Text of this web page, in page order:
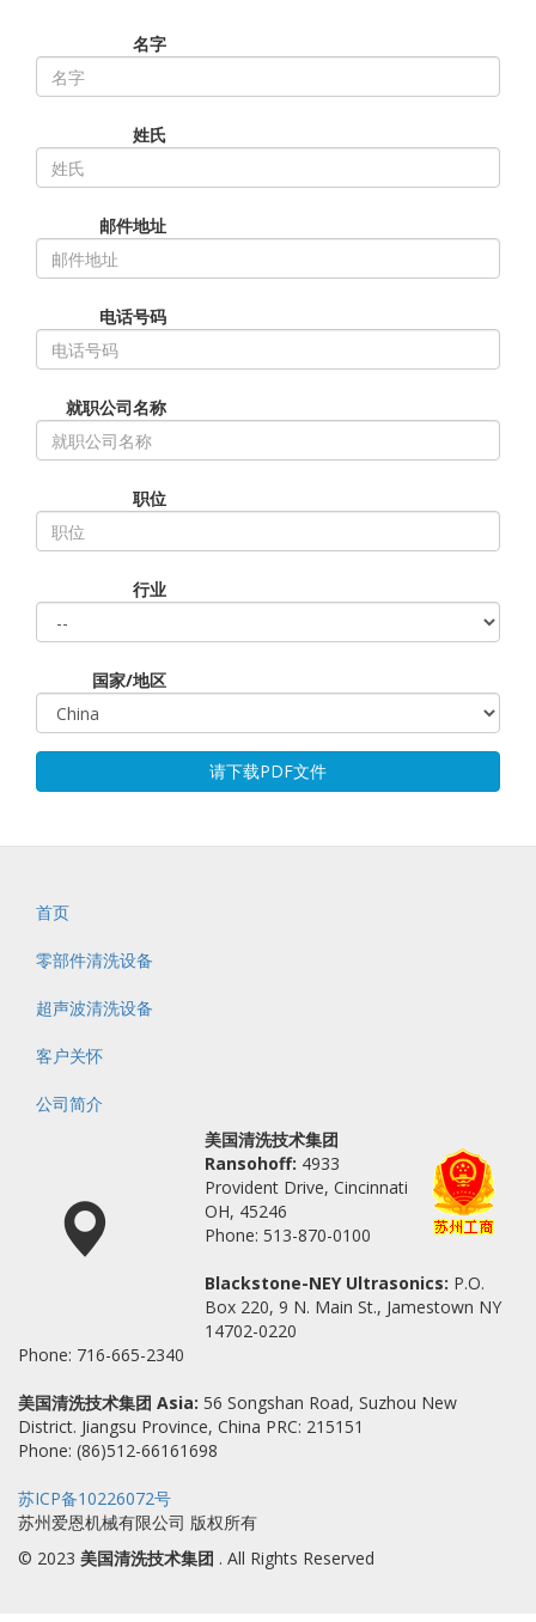
名字
姓氏
邮件地址
电话号码
就职公司名称
职位
行业
国家/地区
请下载PDF文件
首页
零部件清洗设备
超声波清洗设备
客户关怀
公司简介
美国清洗技术集团
Ransohoff: 4933
Provident Drive, Cincinnati
OH, 45246
Phone: 513-870-0100
Blackstone-NEY Ultrasonics: P.O.
Box 220, 9 N. Main St., Jamestown NY
14702-0220
Phone: 716-665-2340
美国清洗技术集团 Asia: 56 Songshan Road, Suzhou New
District. Jiangsu Province, China PRC: 215151
Phone: (86)512-66161698
苏ICP备10226072号
苏州爱恩机械有限公司 版权所有
© 2023 美国清洗技术集团 . All Rights Reserved